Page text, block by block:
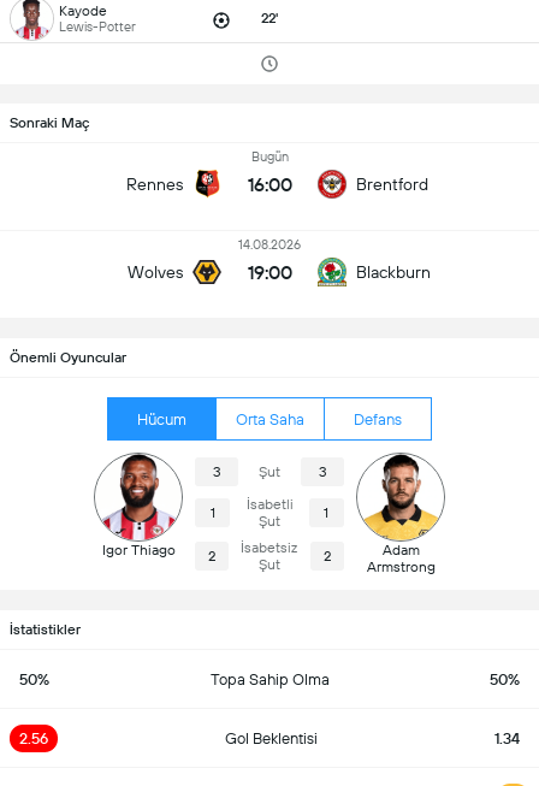
Kayode
Lewis-Potter 22'
Sonraki Maç
Rennes
Bugün
16:00 Brentford
Wolves
14.08.2026
19:00 Blackburn
Önemli Oyuncular
Hücum Orta Saha Defans
Igor Thiago
3 Şut 3
1
İsabetli
Şut
1
2
İsabetsiz
Şut
2
Adam
Armstrong
İstatistikler
50% Topa Sahip Olma 50%
2.56 Gol Beklentisi 1.34